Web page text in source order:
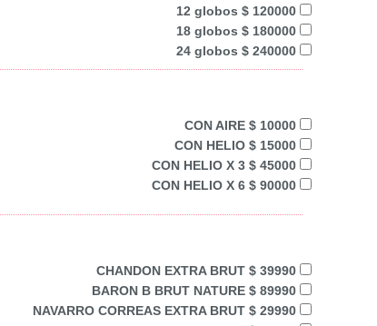
12 globos $ 120000
18 globos $ 180000
24 globos $ 240000
CON AIRE $ 10000
CON HELIO $ 15000
CON HELIO X 3 $ 45000
CON HELIO X 6 $ 90000
CHANDON EXTRA BRUT $ 39990
BARON B BRUT NATURE $ 89990
NAVARRO CORREAS EXTRA BRUT $ 29990